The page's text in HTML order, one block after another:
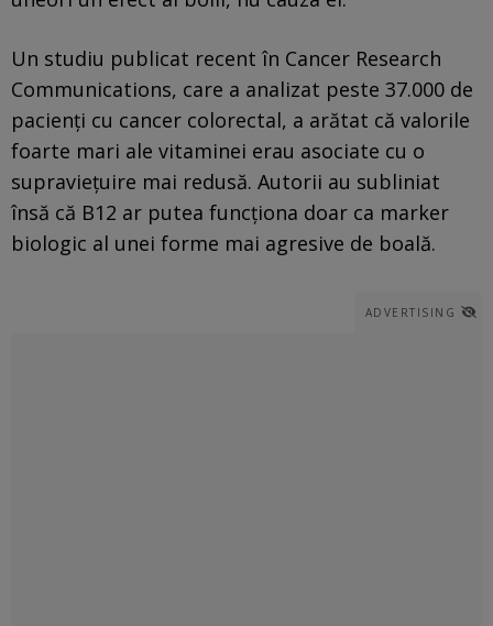
Un studiu publicat recent în Cancer Research
Communications, care a analizat peste 37.000 de
pacienți cu cancer colorectal, a arătat că valorile
foarte mari ale vitaminei erau asociate cu o
supraviețuire mai redusă. Autorii au subliniat
însă că B12 ar putea funcționa doar ca marker
biologic al unei forme mai agresive de boală.
ADVERTISING